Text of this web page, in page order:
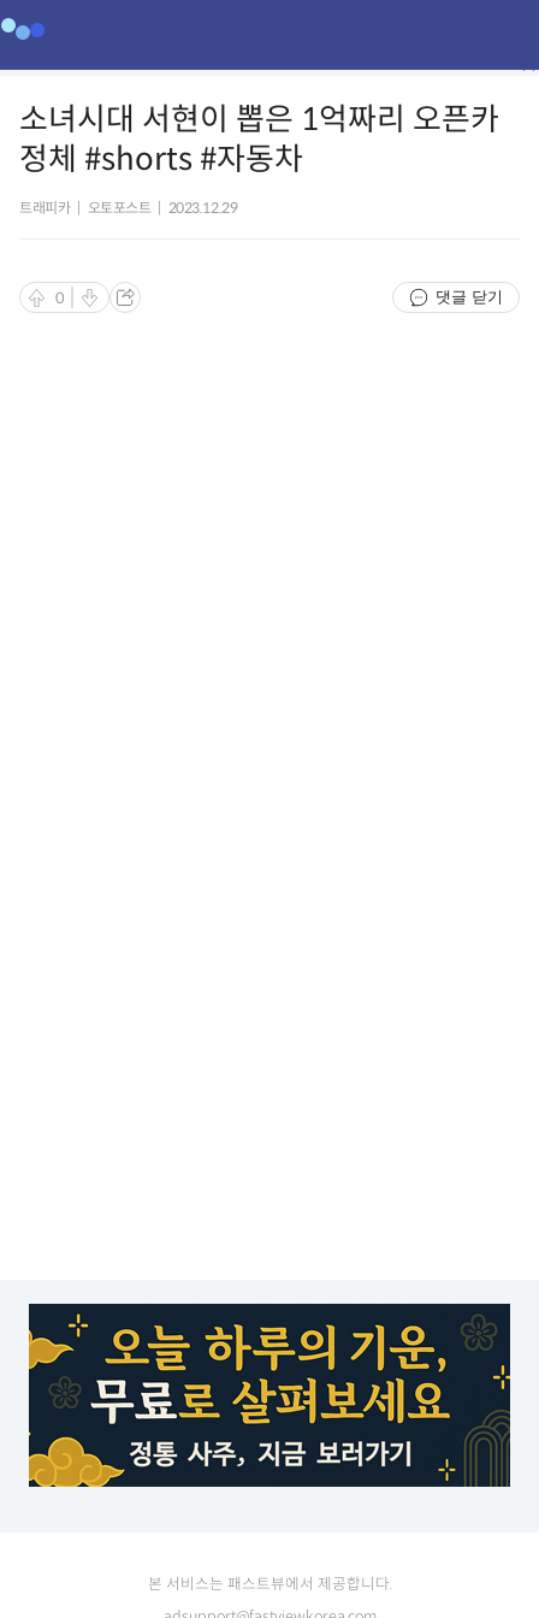
소녀시대 서현이 뽑은 1억짜리 오픈카
정체 #shorts #자동차
트래피카 오토포스트 2023.12.29
0 댓글 닫기
본 서비스는 패스트뷰에서 제공합니다.